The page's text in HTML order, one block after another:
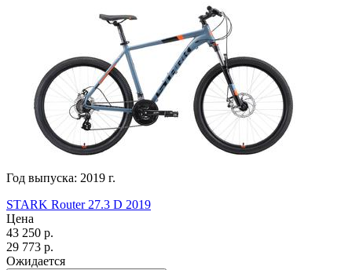
Год выпуска: 2019 г.
STARK Router 27.3 D 2019
Цена
43 250 р.
29 773 р.
Ожидается